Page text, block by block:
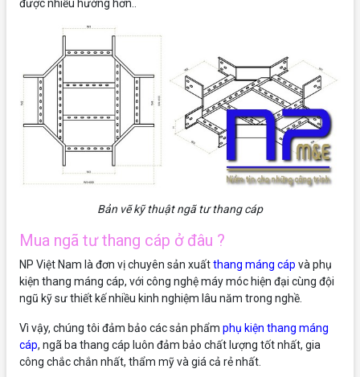
được nhiều hướng hơn..
Bản vẽ kỹ thuật ngã tư thang cáp
Mua ngã tư thang cáp ở đâu ?
NP Việt Nam là đơn vị chuyên sản xuấtthang máng cáp và phụ
kiện thang máng cáp, với công nghệ máy móc hiện đại cùng đội
ngũ kỹ sư thiết kế nhiều kinh nghiệm lâu năm trong nghề.
Vì vậy, chúng tôi đảm bảo các sản phẩm phụ kiện thang máng
cáp, ngã ba thang cáp luôn đảm bảo chất lượng tốt nhất, gia
công chắc chắn nhất, thẩm mỹ và giá cả rẻ nhất.